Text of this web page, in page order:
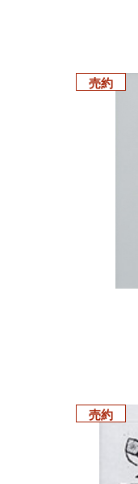
売約
売約